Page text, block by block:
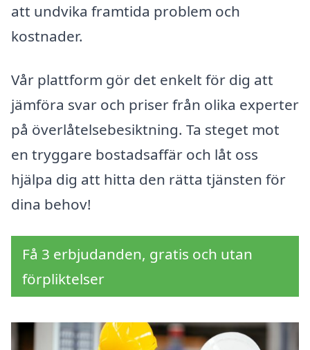
att undvika framtida problem och
kostnader.
Vår plattform gör det enkelt för dig att
jämföra svar och priser från olika experter
på överlåtelsebesiktning. Ta steget mot
en tryggare bostadsaffär och låt oss
hjälpa dig att hitta den rätta tjänsten för
dina behov!
Få 3 erbjudanden, gratis och utan
förpliktelser